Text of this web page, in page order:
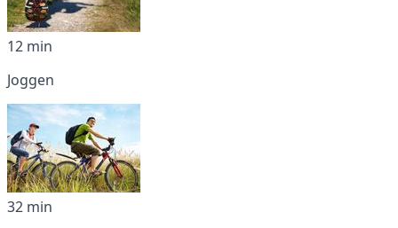
12 min
Joggen
32 min